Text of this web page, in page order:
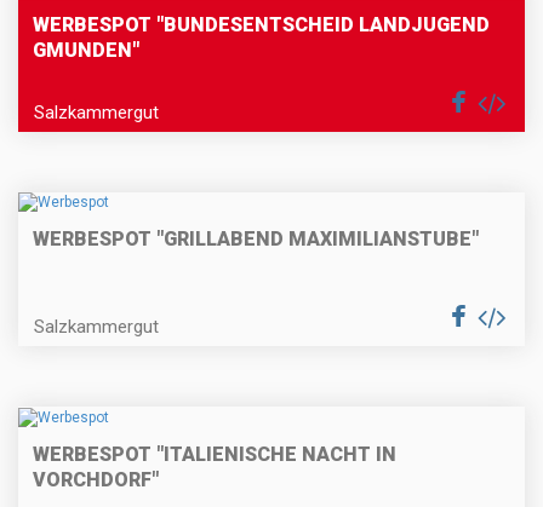
WERBESPOT "BUNDESENTSCHEID LANDJUGEND
GMUNDEN"
Salzkammergut
WERBESPOT "GRILLABEND MAXIMILIANSTUBE"
Salzkammergut
WERBESPOT "ITALIENISCHE NACHT IN
VORCHDORF"